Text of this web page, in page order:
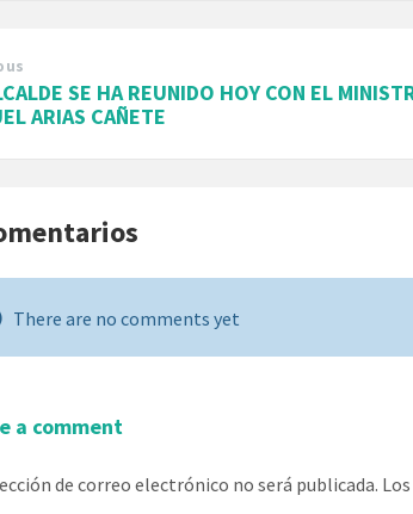
SE HA REUNIDO HOY CON EL
ARIAS CAÑETE
There are no comments yet
a comment
de correo electrónico no será publicada.